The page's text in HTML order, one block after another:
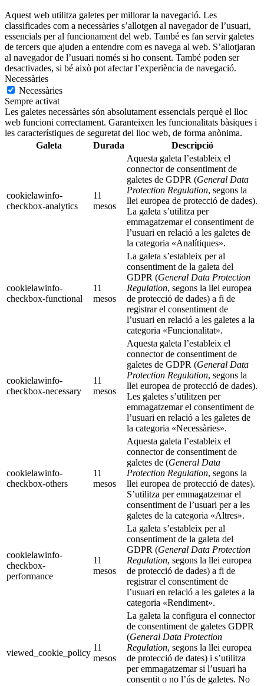
Aquest web utilitza galetes per millorar la navegació. Les
classificades com a necessàries s’allotgen al navegador de l’usuari,
essencials per al funcionament del web. També es fan servir galetes
de tercers que ajuden a entendre com es navega al web. S’allotjaran
al navegador de l’usuari només si ho consent. També poden ser
desactivades, si bé això pot afectar l’experiència de navegació.
Necessàries
Necessàries
Sempre activat
Les galetes necessàries són absolutament essencials perquè el lloc
web funcioni correctament. Garanteixen les funcionalitats bàsiques i
les característiques de seguretat del lloc web, de forma anònima.
Galeta
Durada Descripció
cookielawinfo-
checkbox-analytics
11
mesos
Aquesta galeta l’estableix el
connector de consentiment de
galetes de GDPR (General Data
Protection Regulation, segons la
llei europea de protecció de dades).
La galeta s’utilitza per
emmagatzemar el consentiment de
l’usuari en relació a les galetes de
la categoria «Analítiques».
cookielawinfo-
checkbox-functional
11
mesos
La galeta s’estableix per al
consentiment de la galeta del
GDPR (General Data Protection
Regulation, segons la llei europea
de protecció de dades) a fi de
registrar el consentiment de
l’usuari en relació a les galetes a la
categoria «Funcionalitat».
cookielawinfo-
checkbox-necessary
11
mesos
Aquesta galeta l’estableix el
connector de consentiment de
galetes de GDPR (General Data
Protection Regulation, segons la
llei europea de protecció de dades).
Les galetes s’utilitzen per
emmagatzemar el consentiment de
l’usuari en relació a les galetes de
la categoria «Necessàries».
cookielawinfo-
checkbox-others
11
mesos
Aquesta galeta l’estableix el
connector de consentiment de
galetes de (General Data
Protection Regulation, segons la
llei europea de protecció de dates).
S’utilitza per emmagatzemar el
consentiment de l’usuari per a les
galetes de la categoria «Altres».
cookielawinfo-
checkbox-
performance
11
mesos
La galeta s’estableix per al
consentiment de la galeta del
GDPR (General Data Protection
Regulation, segons la llei europea
de protecció de dades) a fi de
registrar el consentiment de
l’usuari en relació a les galetes a la
categoria «Rendiment».
viewed_cookie_policy
11
mesos
La galeta la configura el connector
de consentiment de galetes GDPR
(General Data Protection
Regulation, segons la llei europea
de protecció de dates) i s’utilitza
per emmagatzemar si l’usuari ha
consentit o no l’ús de galetes. No